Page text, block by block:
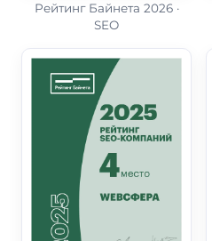
Рейтинг Байнета 2026 ·
SEO
Рейтинг Байнета
Категория